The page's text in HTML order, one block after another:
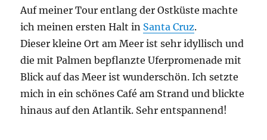
Auf meiner Tour entlang der Ostküste machte
ich meinen ersten Halt in Santa Cruz.
Dieser kleine Ort am Meer ist sehr idyllisch und
die mit Palmen bepflanzte Uferpromenade mit
Blick auf das Meer ist wunderschön. Ich setzte
mich in ein schönes Café am Strand und blickte
hinaus auf den Atlantik. Sehr entspannend!